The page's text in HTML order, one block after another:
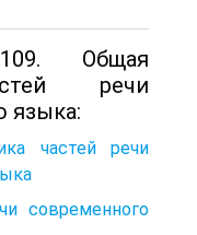
Общая
речи
языка:
частей речи
современного